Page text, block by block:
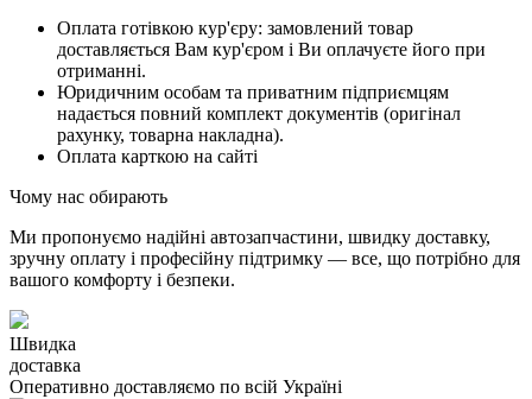
Оплата готівкою кур'єру: замовлений товар
доставляється Вам кур'єром і Ви оплачуєте його при
отриманні.
Юридичним особам та приватним підприємцям
надається повний комплект документів (оригінал
рахунку, товарна накладна).
Оплата карткою на сайті
Чому нас обирають
Ми пропонуємо надійні автозапчастини, швидку доставку,
зручну оплату і професійну підтримку — все, що потрібно для
вашого комфорту і безпеки.
Швидка
доставка
Оперативно доставляємо по всій Україні